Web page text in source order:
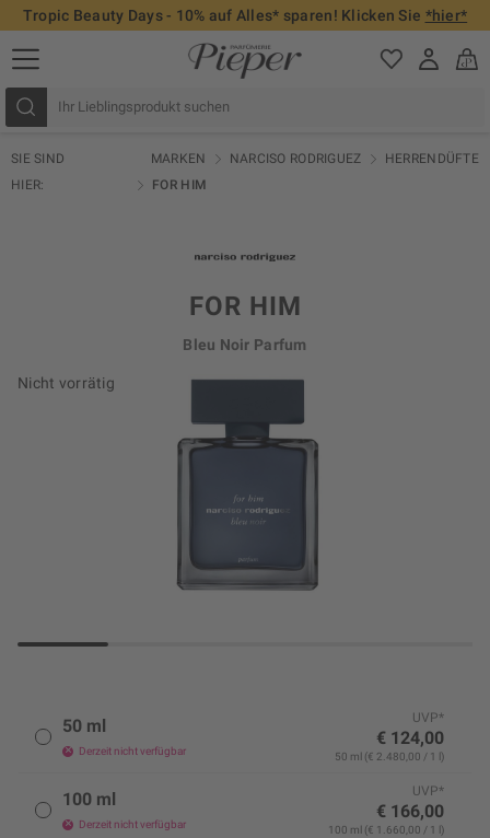
Tropic Beauty Days - 10% auf Alles* sparen! Klicken Sie *hier*
SIE SIND
HIER:
MARKEN NARCISO RODRIGUEZ
HERRENDÜFTE
FOR HIM
Nicht vorrätig
FOR HIM
Bleu Noir Parfum
50 ml
Derzeit nicht verfügbar
UVP*
€ 124,00
50 ml (€ 2.480,00 / 1 l)
100 ml
Derzeit nicht verfügbar
UVP*
€ 166,00
100 ml (€ 1.660,00 / 1 l)